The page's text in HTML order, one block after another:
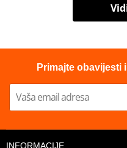
Primajte obavijesti
INFORMACIJE